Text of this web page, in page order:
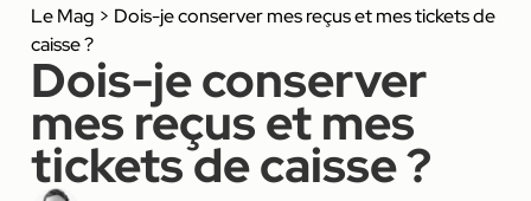
Le Mag > Dois-je conserver mes reçus et mes tickets de
caisse ?
Dois-je conserver
mes reçus et mes
tickets de caisse ?